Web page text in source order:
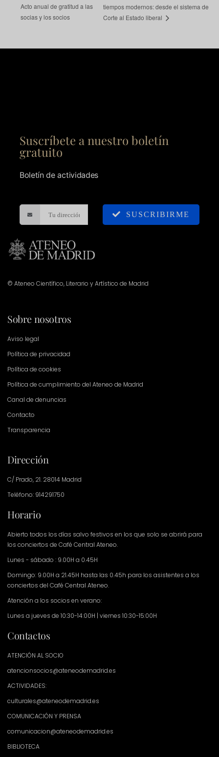
Acto anual de gratitud a las
socias y los socios
tiempos modernos: desde el sistema de
Corte al Estado liberal
Suscríbete a nuestro boletín
gratuito
Boletín de actividades
SUSCRIBIRME
© Ateneo Científico, Literario y Artístico de Madrid
Sobre nosotros
Aviso legal
Política de privacidad
Política de cookies
Política de cumplimiento del Ateneo de Madrid
Canal de denuncias
Contacto
Transparencia
Dirección
C/ Prado, 21. 28014 Madrid
Teléfono: 914291750
Horario
Abierto todos los días salvo festivos en los que solo se abrirá para
los conciertos de Café Central Ateneo.
Lunes - sábado : 9.00H a 0.45H
Domingo: 9.00H a 21.45H hasta las 0.45h para los asistentes a los
conciertos del Café Central Ateneo.
Atención a los socios en verano:
Lunes a jueves de 10:30-14:00H | viernes 10:30-15:00H
Contactos
ATENCIÓN AL SOCIO
atencionsocios@ateneodemadrid.es
ACTIVIDADES:
culturales@ateneodemadrid.es
COMUNICACIÓN Y PRENSA
comunicacion@ateneodemadrid.es
BIBLIOTECA